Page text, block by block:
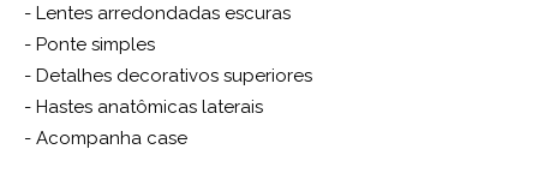
- Lentes arredondadas escuras
- Ponte simples
- Detalhes decorativos superiores
- Hastes anatômicas laterais
- Acompanha case